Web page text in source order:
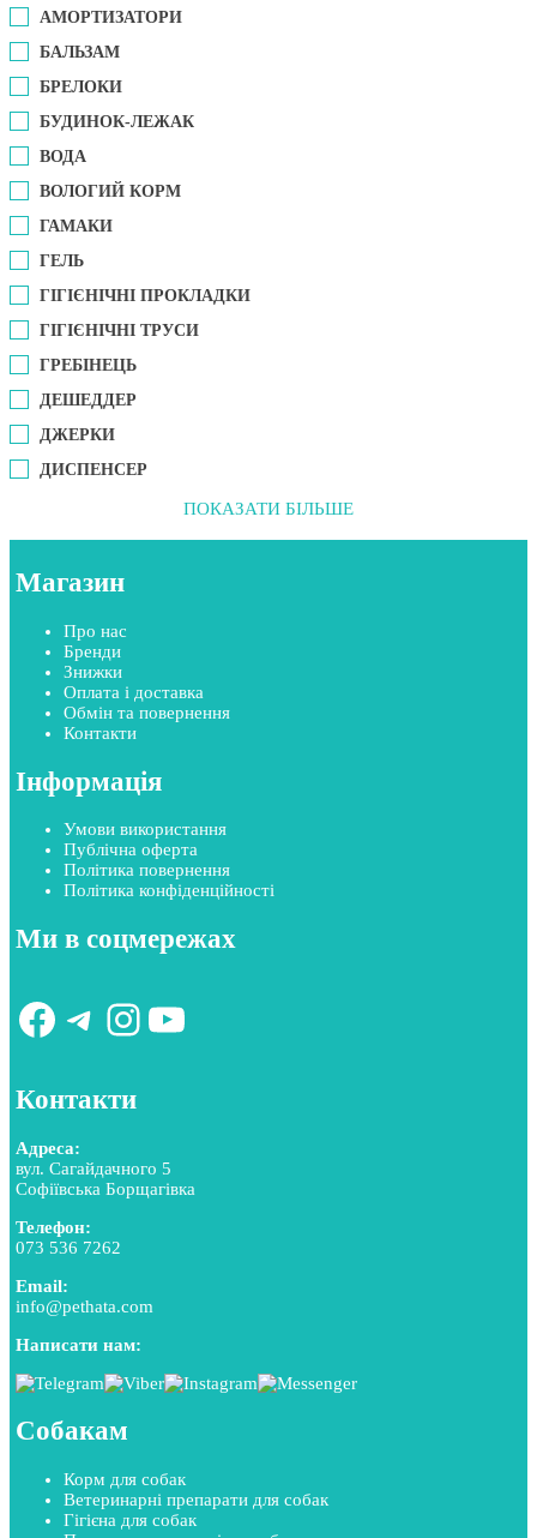
АМОРТИЗАТОРИ
БАЛЬЗАМ
БРЕЛОКИ
БУДИНОК-ЛЕЖАК
ВОДА
ВОЛОГИЙ КОРМ
ГАМАКИ
ГЕЛЬ
ГІГІЄНІЧНІ ПРОКЛАДКИ
ГІГІЄНІЧНІ ТРУСИ
ГРЕБІНЕЦЬ
ДЕШЕДДЕР
ДЖЕРКИ
ДИСПЕНСЕР
ПОКАЗАТИ БІЛЬШЕ
Магазин
Про нас
Бренди
Знижки
Оплата і доставка
Обмін та повернення
Контакти
Інформація
Умови використання
Публічна оферта
Політика повернення
Політика конфіденційності
Ми в соцмережах
Facebook
Telegram
Instagram
YouTube
Контакти
Адреса:
вул. Сагайдачного 5
Софіївська Борщагівка
Телефон:
073 536 7262
Email:
info@pethata.com
Написати нам:
Собакам
Корм для собак
Ветеринарні препарати для собак
Гігієна для собак